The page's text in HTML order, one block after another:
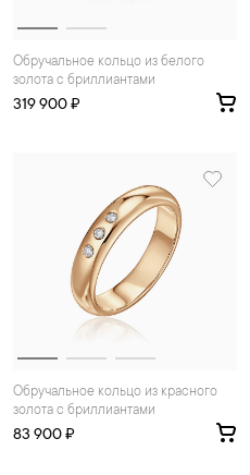
Обручальное кольцо из белого
золота с бриллиантами
319 900 ₽
Обручальное кольцо из красного
золота с бриллиантами
83 900 ₽